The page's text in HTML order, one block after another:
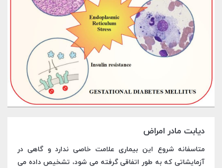
دیابت مادر امراض
متاسفانه شروع این بیماری علامت خاصی ندارد و گاهی در
آزمایشاتی که به طور اتفاقی گرفته می شود، تشخیص داده می